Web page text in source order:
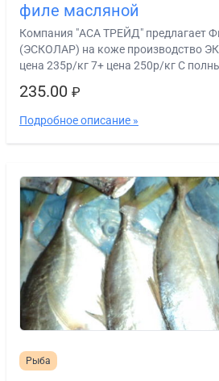
филе масляной
Компания "АСА ТРЕЙД" предлагает
(ЭСКОЛАР) на коже производство
цена 235р/кг 7+ цена 250р/кг C
235.00 ₽
Подробное описание »
Рыба